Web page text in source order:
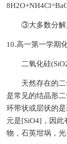
③大多数分解反
10.高一第一学期
二氧化硅
天然存在的二
是常见的结晶形
环带状或层状的
元是[SiO4]，因
物，石英坩埚，